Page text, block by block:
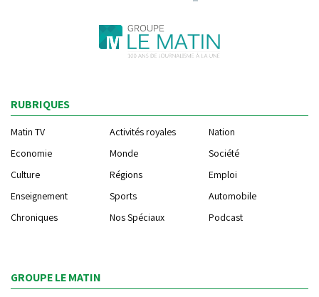
RUBRIQUES
Matin TV Activités royales
Nation
Economie
Monde
Société
Culture
Régions
Emploi
Enseignement
Sports
Automobile
Chroniques
Nos Spéciaux Podcast
GROUPE LE MATIN